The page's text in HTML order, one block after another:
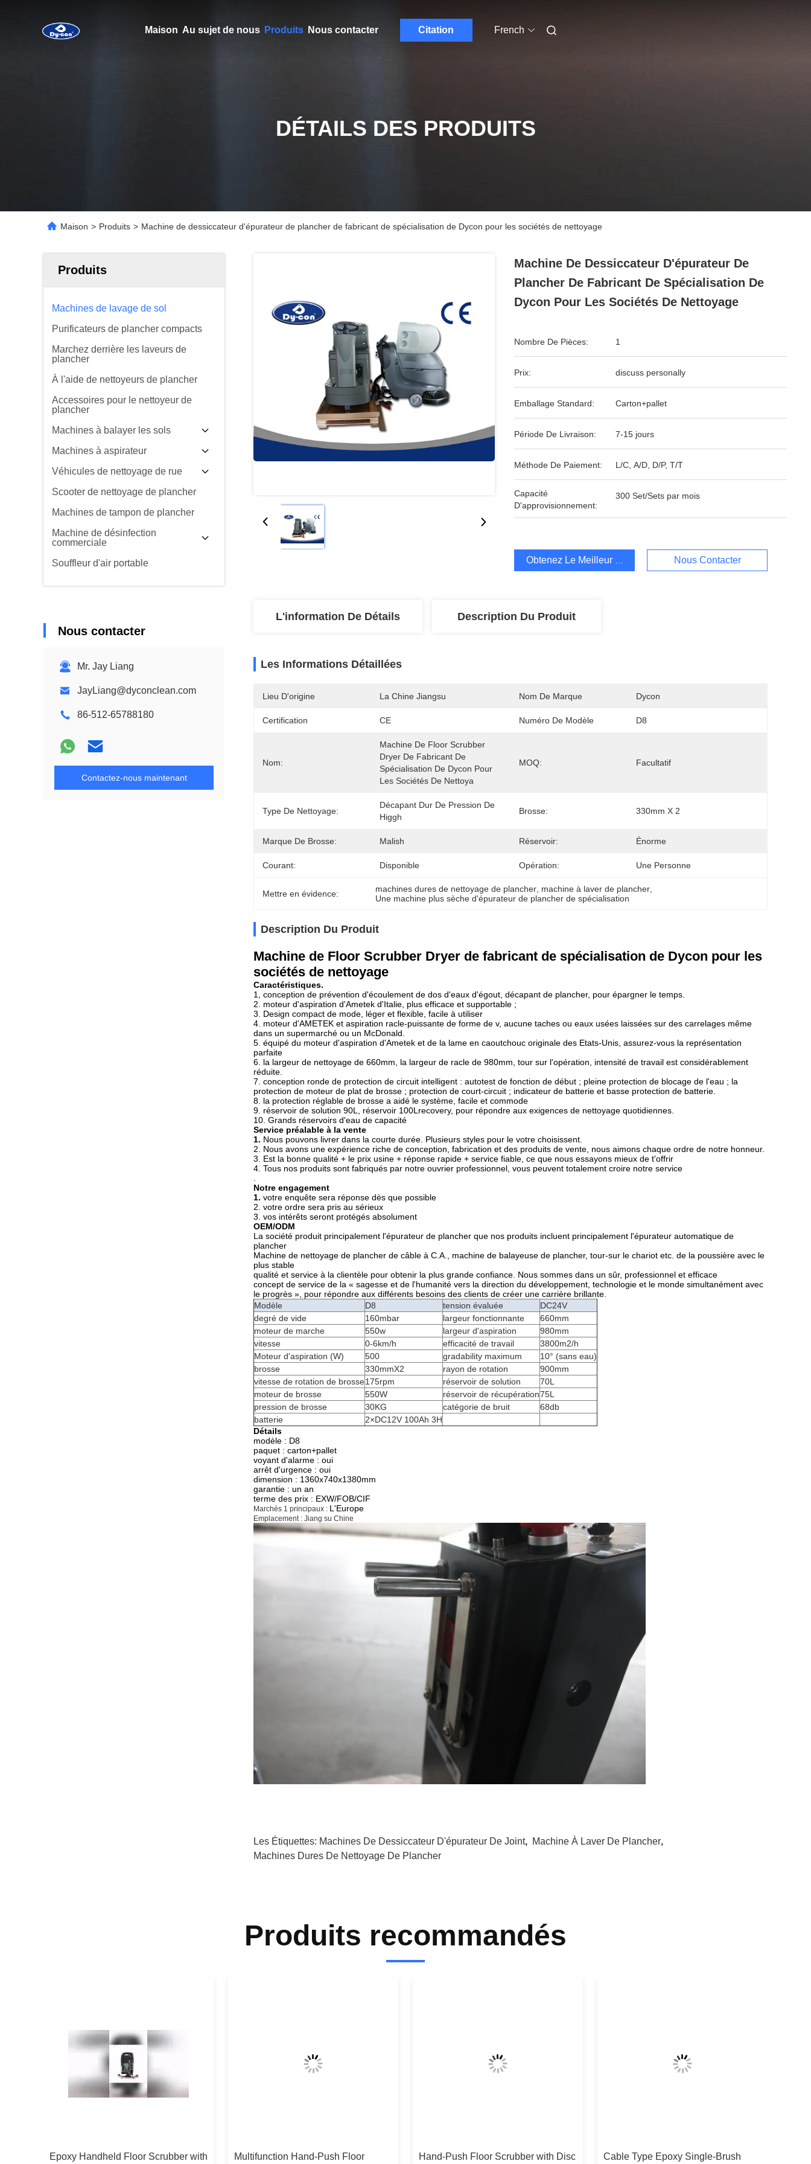
Maison Au sujet de nous Produits Nous contacter Citation French
DÉTAILS DES PRODUITS
Maison > Produits > Machine de dessiccateur d'épurateur de plancher de fabricant de spécialisation de Dycon pour les sociétés de nettoyage
Produits
Machines de lavage de sol
Purificateurs de plancher compacts
Marchez derrière les laveurs de
plancher
À l'aide de nettoyeurs de plancher
Accessoires pour le nettoyeur de
plancher
Machines à balayer les sols
Machines à aspirateur
Véhicules de nettoyage de rue
Scooter de nettoyage de plancher
Machines de tampon de plancher
Machine de désinfection
commerciale
Souffleur d'air portable
Nous contacter
Mr. Jay Liang
JayLiang@dyconclean.com
86-512-65788180
Contactez-nous maintenant
Machine De Dessiccateur D'épurateur De
Plancher De Fabricant De Spécialisation De
Dycon Pour Les Sociétés De Nettoyage
Nombre De Pièces: 1
Prix: discuss personally
Emballage Standard: Carton+pallet
Période De Livraison: 7-15 jours
Méthode De Paiement: L/C, A/D, D/P, T/T
Capacité
D'approvisionnement:
300 Set/Sets par mois
Obtenez Le Meilleur Prix Nous Contacter
L'information De Détails Description Du Produit
Les Informations Détaillées
Lieu D'origine La Chine Jiangsu Nom De Marque Dycon
Certification CE Numéro De Modèle D8
Nom:
Machine De Floor Scrubber
Dryer De Fabricant De
Spécialisation De Dycon Pour
Les Sociétés De Nettoya
MOQ: Facultatif
Type De Nettoyage:
Décapant Dur De Pression De
Higgh
Brosse: 330mm X 2
Marque De Brosse: Malish Réservoir: Énorme
Courant: Disponible Opération: Une Personne
Mettre en évidence: machines dures de nettoyage de plancher machine à laver de plancher
Une machine plus sèche d'épurateur de plancher de spécialisation
Description Du Produit
Machine de Floor Scrubber Dryer de fabricant de spécialisation de Dycon pour les
sociétés de nettoyage
Caractéristiques.
1, conception de prévention d'écoulement de dos d'eaux d'égout, décapant de plancher, pour épargner le temps.
2. moteur d'aspiration d'Ametek d'Italie, plus efficace et supportable ;
3. Design compact de mode, léger et flexible, facile à utiliser
4. moteur d'AMETEK et aspiration racle-puissante de forme de v, aucune taches ou eaux usées laissées sur des carrelages même
dans un supermarché ou un McDonald.
5. équipé du moteur d'aspiration d'Ametek et de la lame en caoutchouc originale des Etats-Unis, assurez-vous la représentation
parfaite
6. la largeur de nettoyage de 660mm, la largeur de racle de 980mm, tour sur l'opération, intensité de travail est considérablement
réduite.
7. conception ronde de protection de circuit intelligent : autotest de fonction de début ; pleine protection de blocage de l'eau ; la
protection de moteur de plat de brosse ; protection de court-circuit ; indicateur de batterie et basse protection de batterie.
8. la protection réglable de brosse a aidé le système, facile et commode
9. réservoir de solution 90L, réservoir 100Lrecovery, pour répondre aux exigences de nettoyage quotidiennes.
10. Grands réservoirs d'eau de capacité
Service préalable à la vente
1. Nous pouvons livrer dans la courte durée. Plusieurs styles pour le votre choisissent.
2. Nous avons une expérience riche de conception, fabrication et des produits de vente, nous aimons chaque ordre de notre honneur.
3. Est la bonne qualité + le prix usine + réponse rapide + service fiable, ce que nous essayons mieux de t'offrir
4. Tous nos produits sont fabriqués par notre ouvrier professionnel, vous peuvent totalement croire notre service
Notre engagement
1. votre enquête sera réponse dès que possible
2. votre ordre sera pris au sérieux
3. vos intérêts seront protégés absolument
OEM/ODM
La société produit principalement l'épurateur de plancher que nos produits incluent principalement l'épurateur automatique de
plancher
Machine de nettoyage de plancher de câble à C.A., machine de balayeuse de plancher, tour-sur le chariot etc. de la poussière avec le
plus stable
qualité et service à la clientèle pour obtenir la plus grande confiance. Nous sommes dans un sûr, professionnel et efficace
concept de service de la « sagesse et de l'humanité vers la direction du développement, technologie et le monde simultanément avec
le progrès », pour répondre aux différents besoins des clients de créer une carrière brillante.
Modèle
D8 tension évaluée
DC24V
degré de vide
160mbar largeur fonctionnante
660mm
moteur de marche
550w largeur d'aspiration
980mm
vitesse
0-6km/h efficacité de travail
3800m2/h
Moteur d'aspiration (W)
500 gradability maximum
10° (sans eau)
brosse
330mmX2 rayon de rotation
900mm
vitesse de rotation de brosse175rpm réservoir de solution
70L
moteur de brosse
550W réservoir de récupération75L
pression de brosse
30KG catégorie de bruit
68db
batterie
2×DC12V 100Ah 3H
Détails
modèle : D8
paquet : carton+pallet
voyant d'alarme : oui
arrêt d'urgence : oui
dimension : 1360x740x1380mm
garantie : un an
terme des prix : EXW/FOB/CIF
Marchés 1 principaux : L'Europe
Emplacement : Jiang su Chine
Les Étiquettes: Machines De Dessiccateur D'épurateur De Joint, Machine À Laver De Plancher,
Machines Dures De Nettoyage De Plancher
Produits recommandés
Epoxy Handheld Floor Scrubber with Multifunction Hand-Push Floor Hand-Push Floor Scrubber with Disc Cable Type Epoxy Single-Brush